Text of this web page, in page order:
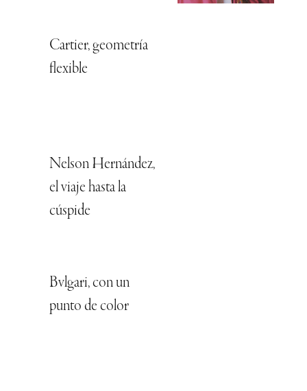
Cartier, geometría
flexible
Nelson Hernández,
el viaje hasta la
cúspide
Bvlgari, con un
punto de color